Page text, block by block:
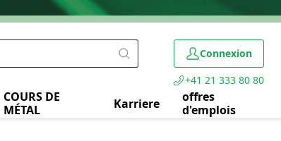
Connexion
+41 21 333 80 80
COURS DE
MÉTAL
Karriere
offres
d'emplois